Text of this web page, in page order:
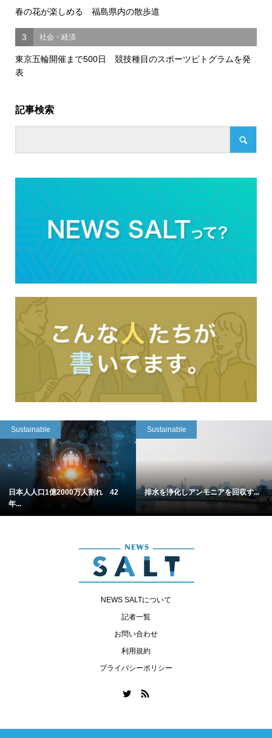
春の花が楽しめる 福島県内の散歩道
3 社会・経済
東京五輪開催まで500日 競技種目のスポーツピトグラムを発
表
記事検索
Sustainable
日本人人口1億2000万人割れ 42
年...
Sustainable
排水を浄化しアンモニアを回収す...
NEWS SALTについて
記者一覧
お問い合わせ
利用規約
プライバシーポリシー